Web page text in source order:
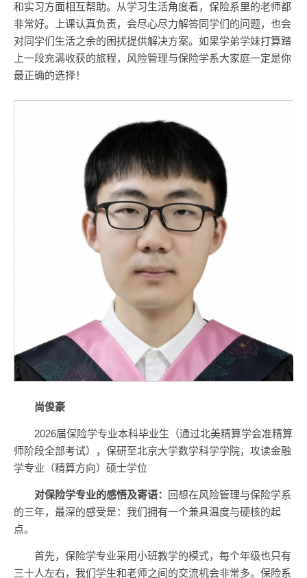
和实习方面相互帮助。从学习生活角度看，保险系里的老师都
非常好。上课认真负责，会尽心尽力解答同学们的问题，也会
对同学们生活之余的困扰提供解决方案。如果学弟学妹打算踏
上一段充满收获的旅程，风险管理与保险学系大家庭一定是你
最正确的选择！
尚俊豪
2026届保险学专业本科毕业生（通过北美精算学会准精算
师阶段全部考试），保研至北京大学数学科学学院，攻读金融
学专业（精算方向）硕士学位
对保险学专业的感悟及寄语：
回想在风险管理与保险学系
的三年，最深的感受是：我们拥有一个兼具温度与硬核的起
点。
首先，保险学专业采用小班教学的模式，每个年级也只有
三十人左右，我们学生和老师之间的交流机会非常多。保险系